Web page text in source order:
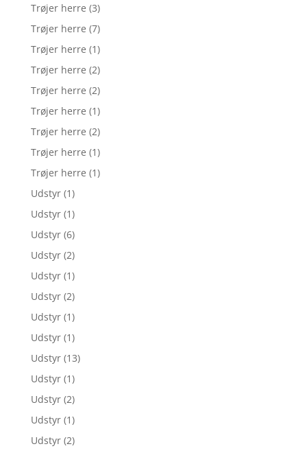
Trøjer herre (3)
Trøjer herre (7)
Trøjer herre (1)
Trøjer herre (2)
Trøjer herre (2)
Trøjer herre (1)
Trøjer herre (2)
Trøjer herre (1)
Trøjer herre (1)
Udstyr (1)
Udstyr (1)
Udstyr (6)
Udstyr (2)
Udstyr (1)
Udstyr (2)
Udstyr (1)
Udstyr (1)
Udstyr (13)
Udstyr (1)
Udstyr (2)
Udstyr (1)
Udstyr (2)